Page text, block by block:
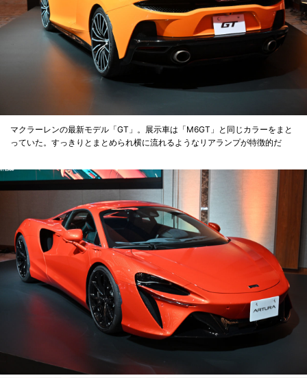
マクラーレンの最新モデル「GT」。展示車は「M6GT」と同じカラーをまと
っていた。すっきりとまとめられ横に流れるようなリアランプが特徴的だ